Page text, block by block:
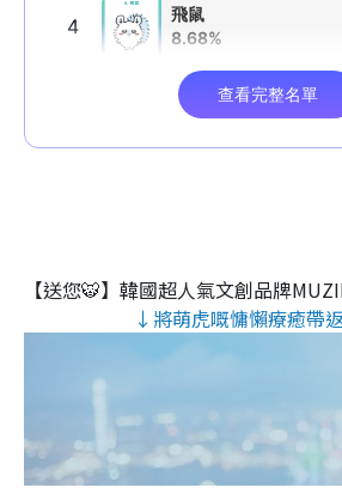
【送您🐯】韓國超人氣文創品牌
↓將萌虎嘅慵懶療癒帶